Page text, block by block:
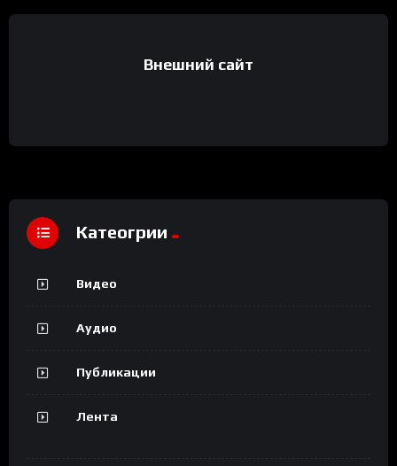
Внешний сайт
Катеогрии
Видео
Аудио
Публикации
Лента